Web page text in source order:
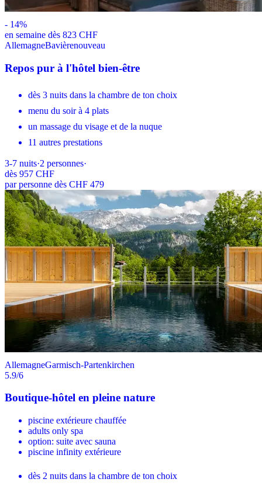
- 14%
en semaine dès 823 CHF
AllemagneBavièrenouveau
Repos pur à l'hôtel bien-être
dès 3 nuits dans la chambre de ton choix
menu du soir à 4 plats
un massage du visage et de la nuque
11 autres prestations
3-7 nuits·2 personnes·
dès 957 CHF
par personne dès CHF 479
AllemagneGarmisch-Partenkirchen
5.9/6
Boutique-hôtel en pleine nature
piscine extérieure chauffée
adults only spa
option: suite avec sauna
piscine infinity extérieure
dès 2 nuits dans la chambre de ton choix